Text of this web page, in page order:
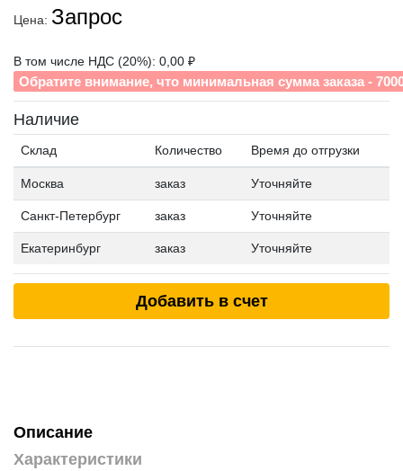
Цена: Запрос
В том числе НДС (20%): 0,00 ₽
Обратите внимание, что минимальная сумма заказа -
Наличие
Склад Количество Время до отгрузки
Москва заказ Уточняйте
Санкт-Петербург заказ Уточняйте
Екатеринбург заказ Уточняйте
Добавить в счет
Описание
Характеристики